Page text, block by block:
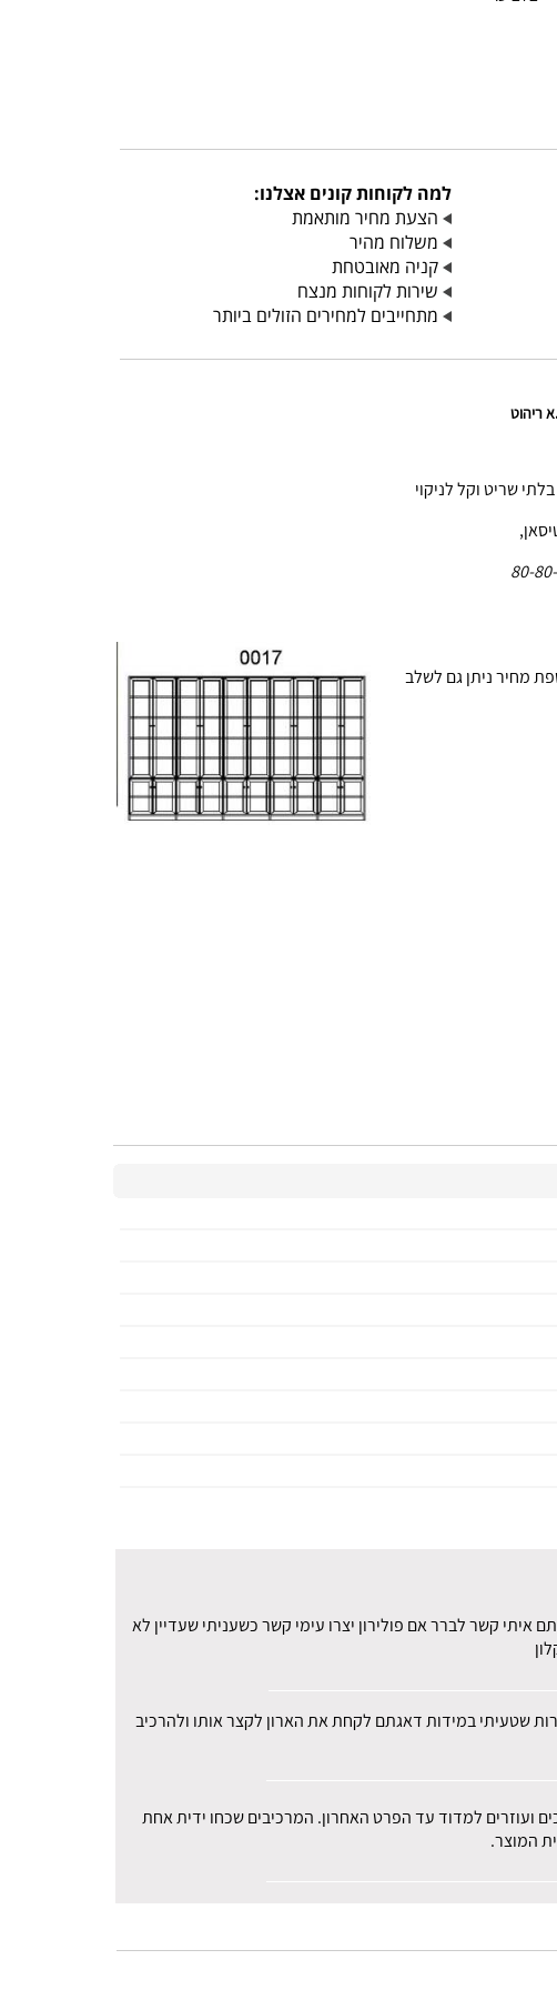
למה לקוחות קונים אצלנו:
הצעת מחיר מותאמת
משלוח מהיר
קניה מאובטחת
שירות לקוחות מנצח
מתחייבים למחירים הזולים ביותר
מחיר ניתן גם לשלב
קשר לברר אם פולירון יצרו עימי קשר כשעניתי שעדיין לא
שטעיתי במידות דאגתם לקחת את הארון לקצר אותו ולהרכיב
ועוזרים למדוד עד הפרט האחרון. המרכיבים שכחו ידית אחת
המוצר.